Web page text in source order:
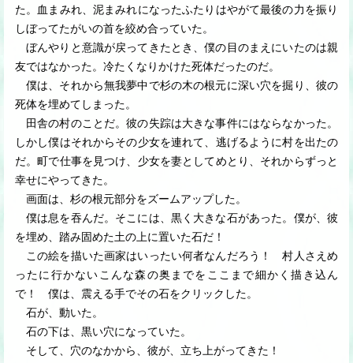
た。血まみれ、泥まみれになったふたりはやがて最後の力を振り
しぼってたがいの首を絞め合っていた。
ぼんやりと意識が戻ってきたとき、僕の目のまえにいたのは親
友ではなかった。冷たくなりかけた死体だったのだ。
僕は、それから無我夢中で杉の木の根元に深い穴を掘り、彼の
死体を埋めてしまった。
田舎の村のことだ。彼の失踪は大きな事件にはならなかった。
しかし僕はそれからその少女を連れて、逃げるように村を出たの
だ。町で仕事を見つけ、少女を妻としてめとり、それからずっと
幸せにやってきた。
画面は、杉の根元部分をズームアップした。
僕は息を吞んだ。そこには、黒く大きな石があった。僕が、彼
を埋め、踏み固めた土の上に置いた石だ！
この絵を描いた画家はいったい何者なんだろう！ 村人さえめ
ったに行かないこんな森の奥までをここまで細かく描き込ん
で！ 僕は、震える手でその石をクリックした。
石が、動いた。
石の下は、黒い穴になっていた。
そして、穴のなかから、彼が、立ち上がってきた！